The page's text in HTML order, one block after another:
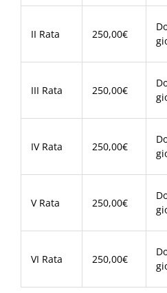
II Rata 250,00€
III Rata 250,00€
IV Rata 250,00€
V Rata 250,00€
VI Rata 250,00€